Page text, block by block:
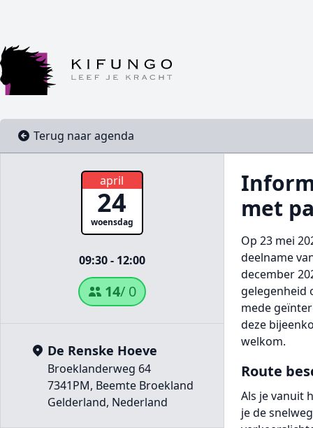
Terug naar agenda
april
24
woensdag
09:30 - 12:00
14/ 0
De Renske Hoeve
Broeklanderweg 64
7341PM, Beemte Broekland
Gelderland, Nederland
met
Op 23 mei
deelname
december
gelegenheid
mede
deze
welkom.
Route
Als je vanuit
je de